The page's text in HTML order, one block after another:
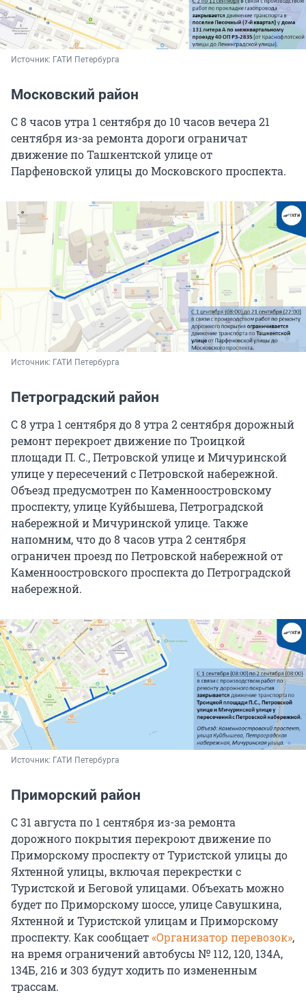
Источник: ГАТИ Петербурга
Московский район
С 8 часов утра 1 сентября до 10 часов вечера 21
сентября из-за ремонта дороги ограничат
движение по Ташкентской улице от
Парфеновской улицы до Московского проспекта.
Источник: ГАТИ Петербурга
Петроградский район
С 8 утра 1 сентября до 8 утра 2 сентября дорожный
ремонт перекроет движение по Троицкой
площади П. С., Петровской улице и Мичуринской
улице у пересечений с Петровской набережной.
Объезд предусмотрен по Каменноостровскому
проспекту, улице Куйбышева, Петроградской
набережной и Мичуринской улице. Также
напомним, что до 8 часов утра 2 сентября
ограничен проезд по Петровской набережной от
Каменноостровского проспекта до Петроградской
набережной.
Источник: ГАТИ Петербурга
Приморский район
С 31 августа по 1 сентября из-за ремонта
дорожного покрытия перекроют движение по
Приморскому проспекту от Туристской улицы до
Яхтенной улицы, включая перекрестки с
Туристской и Беговой улицами. Объехать можно
будет по Приморскому шоссе, улице Савушкина,
Яхтенной и Туристской улицам и Приморскому
проспекту. Как сообщает«Организатор перевозок»,
на время ограничений автобусы № 112, 120, 134А,
134Б, 216 и 303 будут ходить по измененным
трассам.